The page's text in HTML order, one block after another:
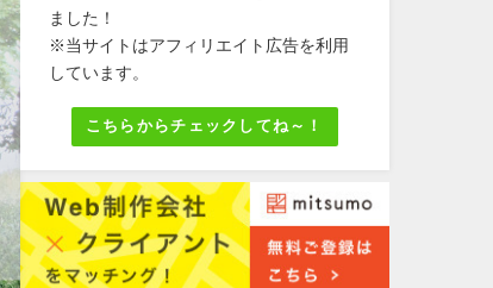
ました！
※当サイトはアフィリエイト広告を利用
しています。
こちらからチェックしてね～！